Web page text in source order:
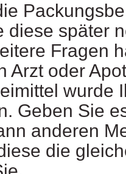
diese später
Fragen
Arzt oder
wurde
Geben Sie
anderen
die